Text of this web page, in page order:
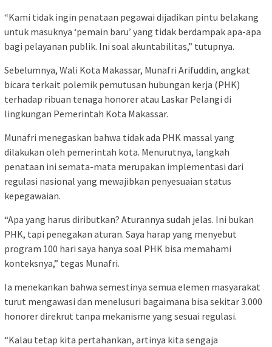
“Kami tidak ingin penataan pegawai dijadikan pintu belakang
untuk masuknya ‘pemain baru’ yang tidak berdampak apa-apa
bagi pelayanan publik. Ini soal akuntabilitas,” tutupnya.
Sebelumnya, Wali Kota Makassar, Munafri Arifuddin, angkat
bicara terkait polemik pemutusan hubungan kerja (PHK)
terhadap ribuan tenaga honorer atau Laskar Pelangi di
lingkungan Pemerintah Kota Makassar.
Munafri menegaskan bahwa tidak ada PHK massal yang
dilakukan oleh pemerintah kota. Menurutnya, langkah
penataan ini semata-mata merupakan implementasi dari
regulasi nasional yang mewajibkan penyesuaian status
kepegawaian.
“Apa yang harus diributkan? Aturannya sudah jelas. Ini bukan
PHK, tapi penegakan aturan. Saya harap yang menyebut
program 100 hari saya hanya soal PHK bisa memahami
konteksnya,” tegas Munafri.
Ia menekankan bahwa semestinya semua elemen masyarakat
turut mengawasi dan menelusuri bagaimana bisa sekitar 3.000
honorer direkrut tanpa mekanisme yang sesuai regulasi.
“Kalau tetap kita pertahankan, artinya kita sengaja